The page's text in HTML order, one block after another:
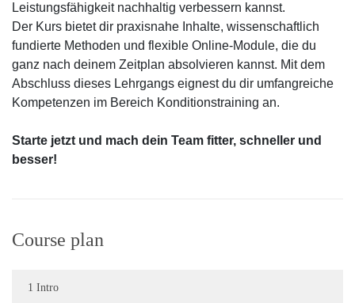
Leistungsfähigkeit nachhaltig verbessern kannst.
Der Kurs bietet dir praxisnahe Inhalte, wissenschaftlich
fundierte Methoden und flexible Online-Module, die du
ganz nach deinem Zeitplan absolvieren kannst. Mit dem
Abschluss dieses Lehrgangs eignest du dir umfangreiche
Kompetenzen im Bereich Konditionstraining an.
Starte jetzt und mach dein Team fitter, schneller und
besser!
Course plan
1 Intro